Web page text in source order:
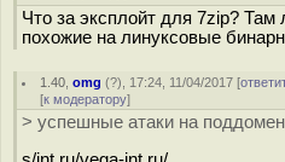
Что за эксплойт для 7zip?
похожие на линуксовые
1.40 ,omg (?), 17:24, 11/04/2017 [
[к модератору]
> успешные атаки на